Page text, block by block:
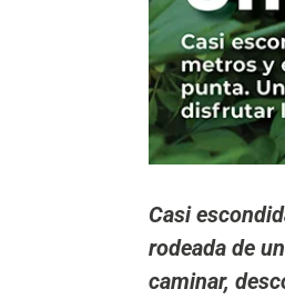
Casi
rodeada de
caminar,